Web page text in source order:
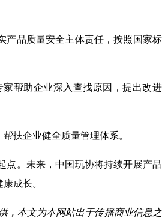
产品质量安全主体责任，按照国家
帮助企业深入查找原因，提出改
扶企业健全质量管理体系。
点。未来，中国玩协将持续开展产
成长。
，本文为本网站出于传播商业信息